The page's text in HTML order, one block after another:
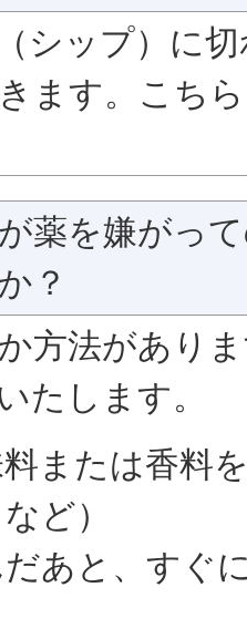
シップ）に
ます。こち
薬を嫌がっ
？
方法があり
たします。
または香料
ど）
あと、すぐ